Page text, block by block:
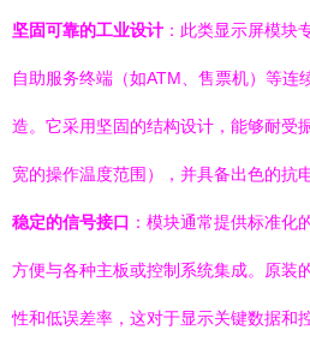
坚固可靠的工业设计 ：此类显示屏模块
自助服务终端（如ATM、售票机）等连
造。它采用坚固的结构设计，能够耐受
宽的操作温度范围），并具备出色的抗
稳定的信号接口 ：模块通常提供标准化
方便与各种主板或控制系统集成。原装
性和低误差率，这对于显示关键数据和